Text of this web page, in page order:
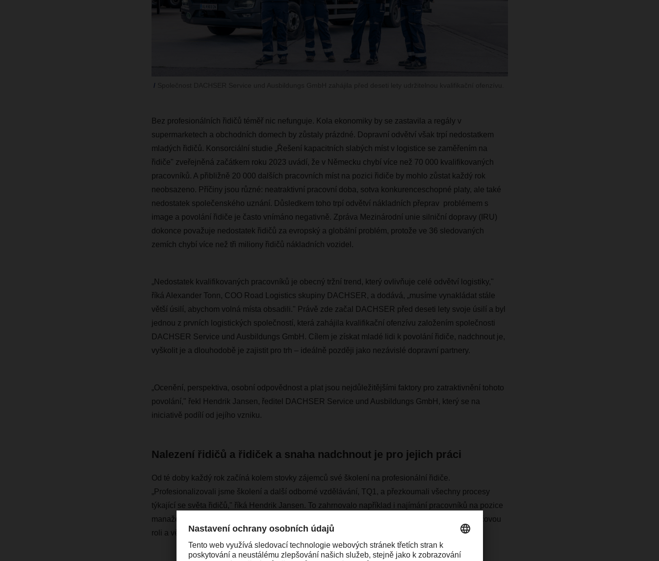
Bez profesionálních řidičů téměř nic nefunguje. Kola ekonomiky by se zastavila a regály v
supermarketech a obchodních domech by zůstaly prázdné. Dopravní odvětví však trpí nedostatkem
mladých řidičů. Konsorciální studie „Řešení kapacitních slabých míst v logistice se zaměřením na
řidiče" zveřejněná začátkem roku 2023 uvádí, že v Německu chybí více než 70 000 kvalifikovaných
pracovníků. A přibližně 20 000 dalších pracovních míst na pozici řidiče by mohlo zůstat každý rok
neobsazeno. Příčiny jsou různé: neatraktivní pracovní doba, sotva konkurenceschopné platy, ale také
nedostatek společenského uznání. Důsledkem toho trpí odvětví nákladních přeprav problémem s
image a povolání řidiče je často vnímáno negativně. Zpráva Mezinárodní unie silniční dopravy (IRU)
dokonce považuje nedostatek řidičů za evropský a globální problém, protože ve 36 sledovaných
zemích chybí více než tři miliony řidičů nákladních vozidel.
„Nedostatek kvalifikovaných pracovníků je obecný tržní trend, který ovlivňuje celé odvětví logistiky,"
říká Alexander Tonn, COO Road Logistics skupiny DACHSER, a dodává, „musíme vynakládat stále
větší úsilí, abychom volná místa obsadili." Právě zde začal DACHSER před deseti lety svoje úsilí a byl
jednou z prvních logistických společností, která zahájila kvalifikační ofenzívu založením společnosti
DACHSER Service und Ausbildungs GmbH. Cílem je získat mladé lidi k povolání řidiče, nadchnout je,
vyškolit je a dlouhodobě je zajistit pro trh – ideálně později jako nezávislé dopravní partnery.
„Ocenění, perspektiva, osobní odpovědnost a plat jsou nejdůležitějšími faktory pro zatraktivnění tohoto
povolání," řekl Hendrik Jansen, ředitel DACHSER Service und Ausbildungs GmbH, který se na
iniciativě podílí od jejího vzniku.
Nalezení řidičů a řidiček a snaha nadchnout je pro jejich práci
Od té doby každý rok začíná kolem stovky zájemců své školení na profesionální řidiče.
„Profesionalizovali jsme školení a další odborné vzdělávání, TQ1, a přezkoumali všechny procesy
týkající se světa řidičů," říká Hendrik Jansen. To zahrnovalo například i najímání pracovníků na pozice
manažerů vozových flotil v každé německé pobočce DACHSER, kteří hrají v tomto konceptu klíčovou
roli a věnují se potřebám řidičů.